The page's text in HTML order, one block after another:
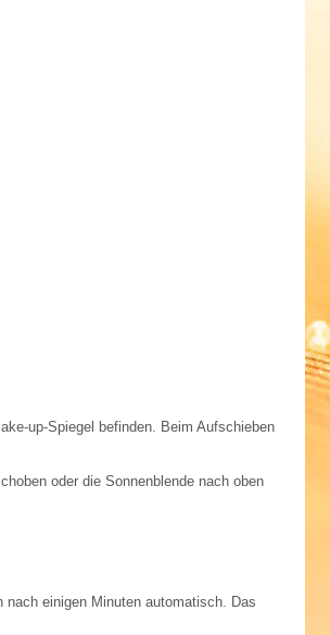
up-Spiegel befinden. Beim Aufschieben
oder die Sonnenblende nach oben
nach einigen Minuten automatisch. Das